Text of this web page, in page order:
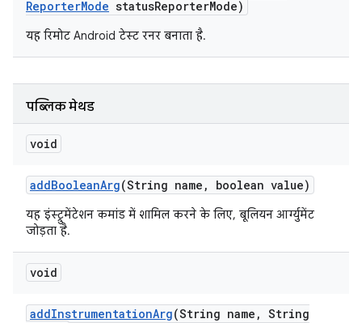
ReporterMode statusReporterMode)
यह रिमोट Android टेस्ट रनर बनाता है.
पब्लिक मेथड
void
addBooleanArg(String name , boolean value)
यह इंस्ट्रुमेंटेशन कमांड में शामिल करने के लिए, बूलियन आर्ग्युमेंट
जोड़ता है.
void
addInstrumentationArg(String name , String